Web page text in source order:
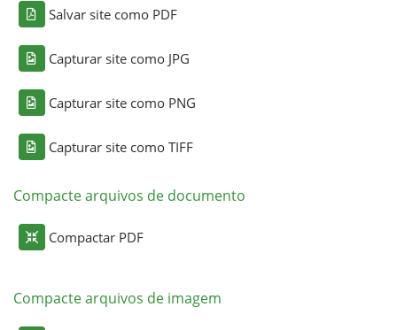
Salvar site como PDF
Capturar site como JPG
Capturar site como PNG
Capturar site como TIFF
Compacte arquivos de documento
Compactar PDF
Compacte arquivos de imagem